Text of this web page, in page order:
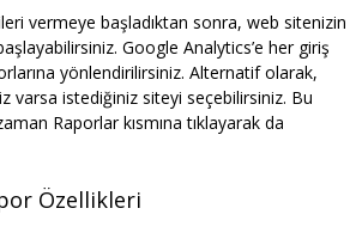
vermeye başladıktan sonra, web sitenizin
Google Analytics’e her giriş
yönlendirilirsiniz. Alternatif olarak,
varsa istediğiniz siteyi seçebilirsiniz. Bu
Raporlar kısmına tıklayarak da
Özellikleri